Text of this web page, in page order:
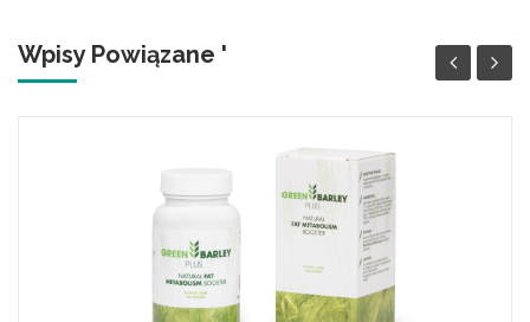
Wpisy Powiązane '